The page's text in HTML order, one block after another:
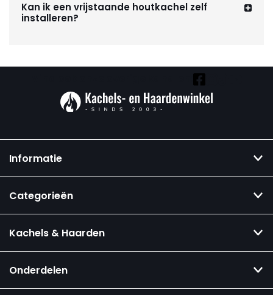
Kan ik een vrijstaande houtkachel zelf
installeren?
Informatie
Categorieën
Kachels & Haarden
Onderdelen